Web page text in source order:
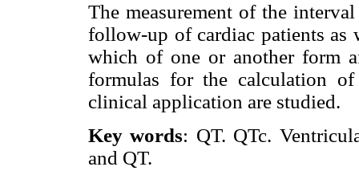
The measurement of the
follow-up of cardiac patients as
which of one or another form
formulas for the calculation
clinical application are studied.
Key words: QT. QTc.
and QT.